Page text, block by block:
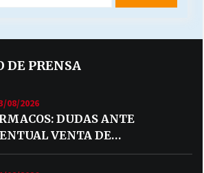
DE PRENSA
08/2026
DUDAS ANTE
VENTA DE
POR MERCADO